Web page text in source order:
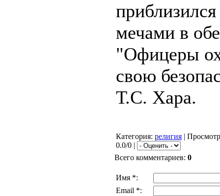
мечами в
"Офицеры
свою
Т.С. Хара.
Категория: религия |
0.0/0 |
Всего комментариев: 0
Имя *:
Email *: